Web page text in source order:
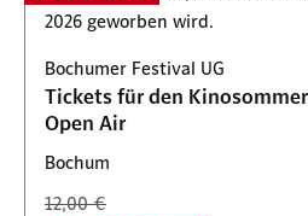
Bochumer Festival UG
Tickets für den
Open Air
Bochum
12,00 €